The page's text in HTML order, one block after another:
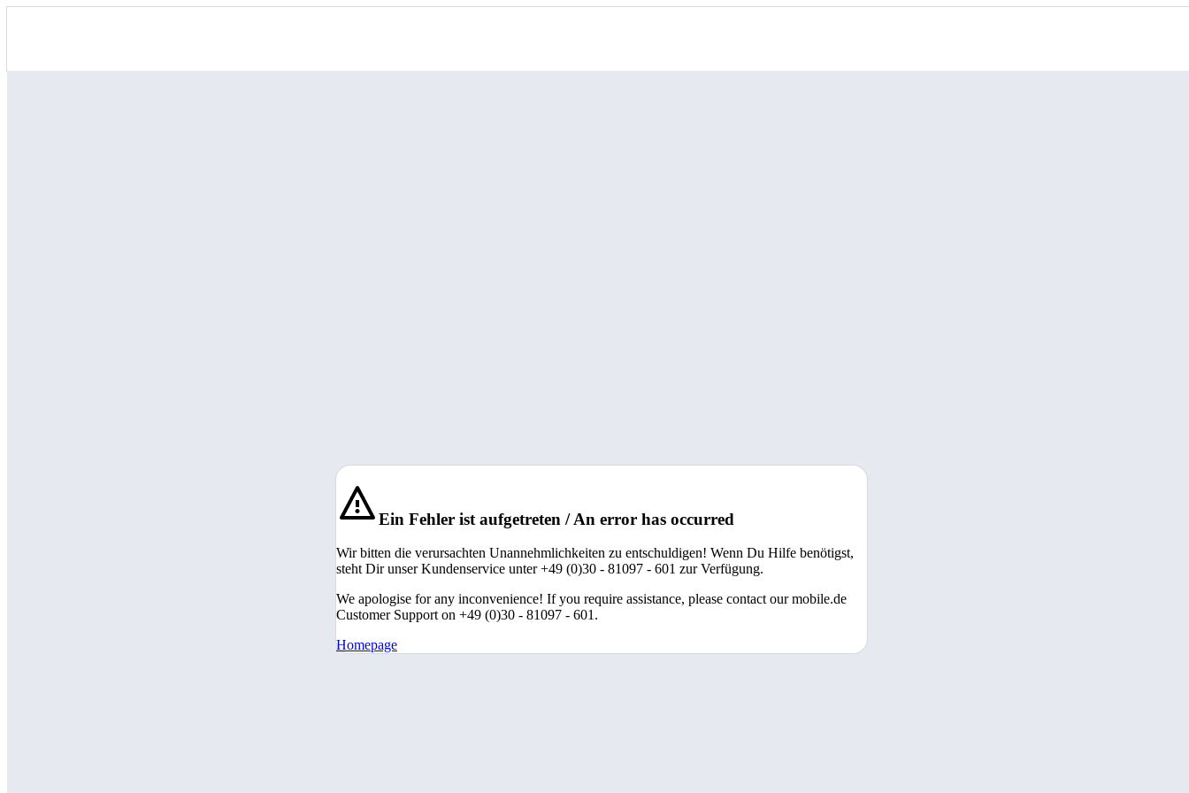
Ein Fehler ist aufgetreten / An error has occurred
Wir bitten die verursachten Unannehmlichkeiten zu entschuldigen! Wenn Du Hilfe benötigst,
steht Dir unser Kundenservice unter +49 (0)30 - 81097 - 601 zur Verfügung.
We apologise for any inconvenience! If you require assistance, please contact our mobile.de
Customer Support on +49 (0)30 - 81097 - 601.
Homepage